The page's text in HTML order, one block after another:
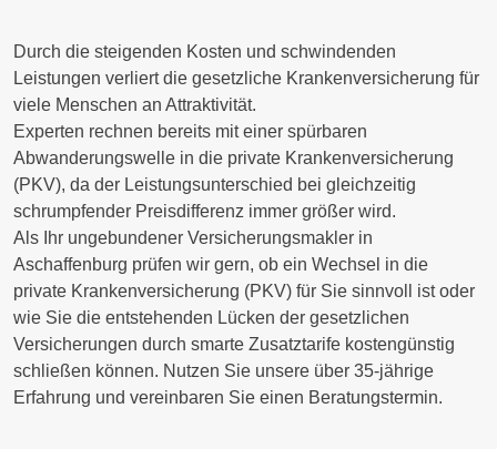
Durch die steigenden Kosten und schwindenden
Leistungen verliert die gesetzliche Krankenversicherung für
viele Menschen an Attraktivität.
Experten rechnen bereits mit einer spürbaren
Abwanderungswelle in die private Krankenversicherung
(PKV), da der Leistungsunterschied bei gleichzeitig
schrumpfender Preisdifferenz immer größer wird.
Als Ihr ungebundener Versicherungsmakler in
Aschaffenburg prüfen wir gern, ob ein Wechsel in die
private Krankenversicherung (PKV) für Sie sinnvoll ist oder
wie Sie die entstehenden Lücken der gesetzlichen
Versicherungen durch smarte Zusatztarife kostengünstig
schließen können. Nutzen Sie unsere über 35-jährige
Erfahrung und vereinbaren Sie einen Beratungstermin.